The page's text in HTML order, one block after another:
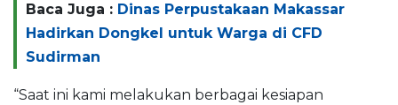
Baca Juga : Dinas Perpustakaan Makassar
Hadirkan Dongkel untuk Warga di CFD
Sudirman
“Saat ini kami melakukan berbagai kesiapan